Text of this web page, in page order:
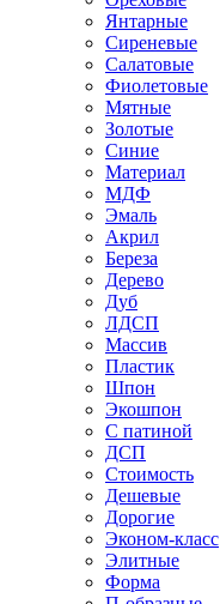
Янтарные
Сиреневые
Салатовые
Фиолетовые
Мятные
Золотые
Синие
Материал
МДФ
Эмаль
Акрил
Береза
Дерево
Дуб
ЛДСП
Массив
Пластик
Шпон
Экошпон
С патиной
ДСП
Стоимость
Дешевые
Дорогие
Эконом-класс
Элитные
Форма